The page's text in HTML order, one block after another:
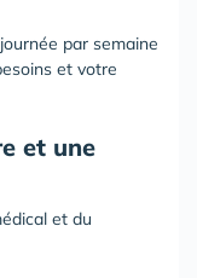
par semaine
et votre
et une
et du